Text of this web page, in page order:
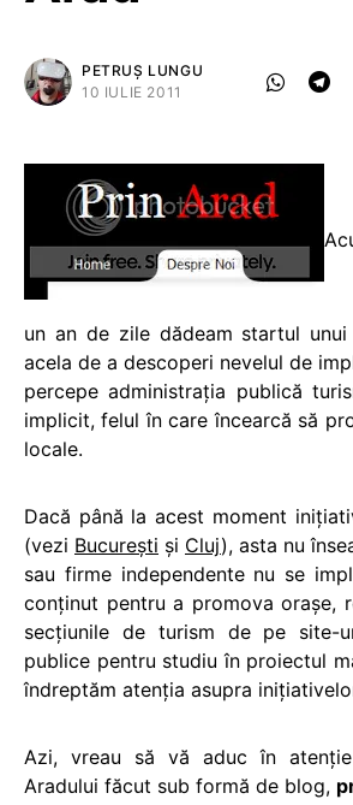
PETRUȘ LUNGU
10 IULIE 2011
un an de zile dădeam startul
acela de a descoperi nevelul de
percepe administraţia publică
implicit, felul în care încearcă să
locale.
Dacă până la acest moment
(vezi Bucureşti şi Cluj), asta nu
sau firme independente nu se
conţinut pentru a promova oraşe,
secţiunile de turism de pe site-
publice pentru studiu în proiectul
îndreptăm atenţia asupra
Azi, vreau să vă aduc în
Aradului făcut sub formă de blog,